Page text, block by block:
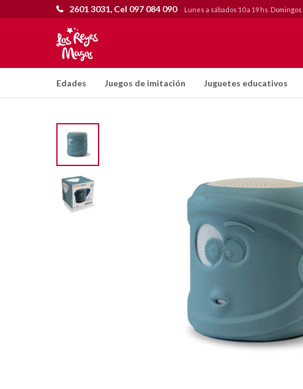
Edades Juegos de imitación Juguetes educativos
2601 3031, Cel 097 084 090 Lunes a sábados 10 a 19 hs. Domingos